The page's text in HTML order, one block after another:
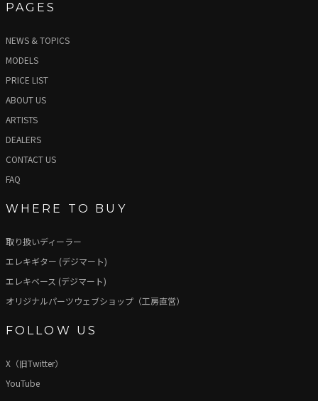
PAGES
NEWS & TOPICS
MODELS
PRICE LIST
ABOUT US
ARTISTS
DEALERS
CONTACT US
FAQ
WHERE TO BUY
取り扱いディーラー
エレキギター (デジマート)
エレキベース (デジマート)
オリジナルパーツウェブショップ（工房直営）
FOLLOW US
X（旧Twitter）
YouTube